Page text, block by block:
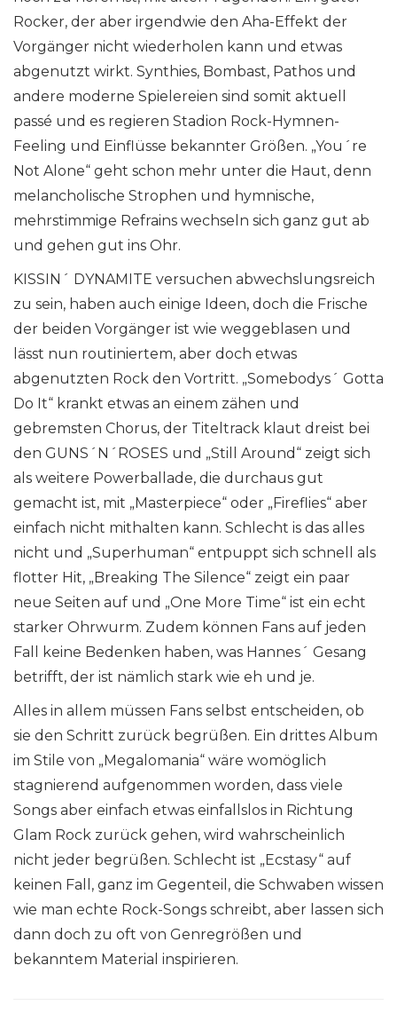
Rocker, der aber irgendwie den Aha-Effekt der
Vorgänger nicht wiederholen kann und etwas
abgenutzt wirkt. Synthies, Bombast, Pathos und
andere moderne Spielereien sind somit aktuell
passé und es regieren Stadion Rock-Hymnen-
Feeling und Einflüsse bekannter Größen. „You´re
Not Alone“ geht schon mehr unter die Haut, denn
melancholische Strophen und hymnische,
mehrstimmige Refrains wechseln sich ganz gut ab
und gehen gut ins Ohr.
KISSIN´ DYNAMITE versuchen abwechslungsreich
zu sein, haben auch einige Ideen, doch die Frische
der beiden Vorgänger ist wie weggeblasen und
lässt nun routiniertem, aber doch etwas
abgenutzten Rock den Vortritt. „Somebodys´ Gotta
Do It“ krankt etwas an einem zähen und
gebremsten Chorus, der Titeltrack klaut dreist bei
den GUNS´N´ROSES und „Still Around“ zeigt sich
als weitere Powerballade, die durchaus gut
gemacht ist, mit „Masterpiece“ oder „Fireflies“ aber
einfach nicht mithalten kann. Schlecht is das alles
nicht und „Superhuman“ entpuppt sich schnell als
flotter Hit, „Breaking The Silence“ zeigt ein paar
neue Seiten auf und „One More Time“ ist ein echt
starker Ohrwurm. Zudem können Fans auf jeden
Fall keine Bedenken haben, was Hannes´ Gesang
betrifft, der ist nämlich stark wie eh und je.
Alles in allem müssen Fans selbst entscheiden, ob
sie den Schritt zurück begrüßen. Ein drittes Album
im Stile von „Megalomania“ wäre womöglich
stagnierend aufgenommen worden, dass viele
Songs aber einfach etwas einfallslos in Richtung
Glam Rock zurück gehen, wird wahrscheinlich
nicht jeder begrüßen. Schlecht ist „Ecstasy“ auf
keinen Fall, ganz im Gegenteil, die Schwaben wissen
wie man echte Rock-Songs schreibt, aber lassen sich
dann doch zu oft von Genregrößen und
bekanntem Material inspirieren.